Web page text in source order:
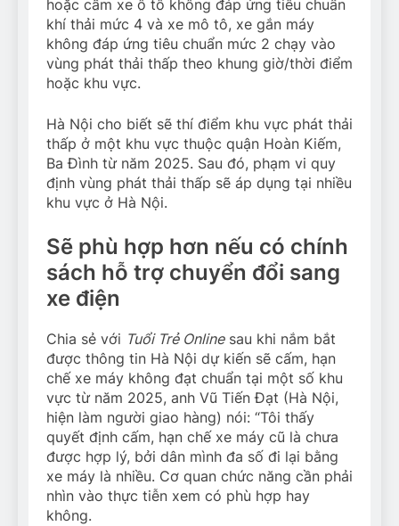
hoặc cấm xe ô tô không đáp ứng tiêu chuẩn
khí thải mức 4 và xe mô tô, xe gắn máy
không đáp ứng tiêu chuẩn mức 2 chạy vào
vùng phát thải thấp theo khung giờ/thời điểm
hoặc khu vực.
Hà Nội cho biết sẽ thí điểm khu vực phát thải
thấp ở một khu vực thuộc quận Hoàn Kiếm,
Ba Đình từ năm 2025. Sau đó, phạm vi quy
định vùng phát thải thấp sẽ áp dụng tại nhiều
khu vực ở Hà Nội.
Sẽ phù hợp hơn nếu có chính
sách hỗ trợ chuyển đổi sang
xe điện
Chia sẻ với Tuổi Trẻ Onlinesau khi nắm bắt
được thông tin Hà Nội dự kiến sẽ cấm, hạn
chế xe máy không đạt chuẩn tại một số khu
vực từ năm 2025, anh Vũ Tiến Đạt (Hà Nội,
hiện làm người giao hàng) nói: “Tôi thấy
quyết định cấm, hạn chế xe máy cũ là chưa
được hợp lý, bởi dân mình đa số đi lại bằng
xe máy là nhiều. Cơ quan chức năng cần phải
nhìn vào thực tiễn xem có phù hợp hay
không.